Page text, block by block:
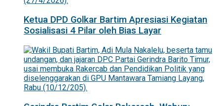
Ketua DPD Golkar Bartim Apresiasi Kegiatan
Sosialisasi 4 Pilar oleh Bias Layar